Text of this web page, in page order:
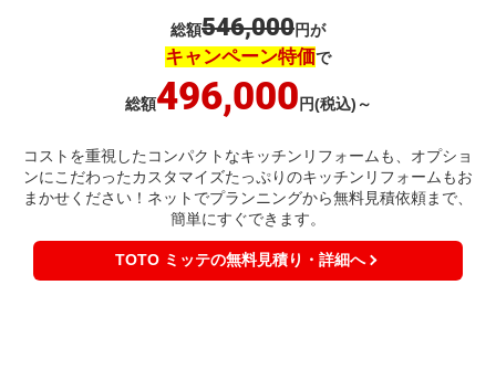
総額546,000円が
キャンペーン特価で
総額496,000 円(税込)～
コストを重視したコンパクトなキッチンリフォームも、オプショ
ンにこだわったカスタマイズたっぷりのキッチンリフォームもお
まかせください！ネットでプランニングから無料見積依頼まで、
簡単にすぐできます。
TOTO ミッテの無料見積り・詳細へ